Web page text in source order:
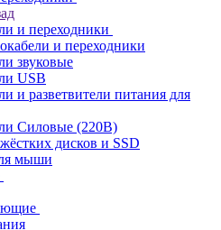
и переходники
и переходники
звуковые
USB
и разветвители питания для
Силовые (220В)
дисков и SSD
мыши